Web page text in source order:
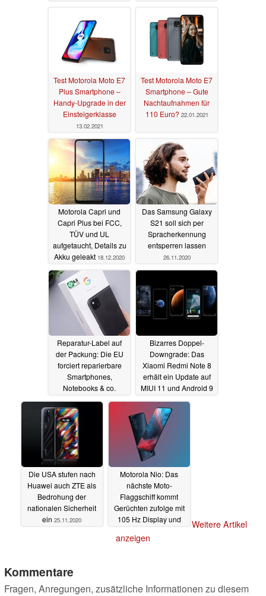
Test Motorola Moto E7
Plus Smartphone –
Handy-Upgrade in der
Einsteigerklasse
13.02.2021
Test Motorola Moto E7
Smartphone – Gute
Nachtaufnahmen für
110 Euro? 22.01.2021
Motorola Capri und
Capri Plus bei FCC,
TÜV und UL
aufgetaucht, Details zu
Akku geleakt 18.12.2020
Das Samsung Galaxy
S21 soll sich per
Spracherkennung
entsperren lassen
26.11.2020
Reparatur-Label auf
der Packung: Die EU
forciert reparierbare
Smartphones,
Notebooks & co.
26.11.2020
Bizarres Doppel-
Downgrade: Das
Xiaomi Redmi Note 8
erhält ein Update auf
MIUI 11 und Android 9
25.11.2020
Die USA stufen nach
Huawei auch ZTE als
Bedrohung der
nationalen Sicherheit
ein 25.11.2020
Motorola Nio: Das
nächste Moto-
Flaggschiff kommt
Gerüchten zufolge mit
105 Hz Display und
25.11.2020
Weitere Artikel
anzeigen
Kommentare
Fragen, Anregungen, zusätzliche Informationen zu diesem